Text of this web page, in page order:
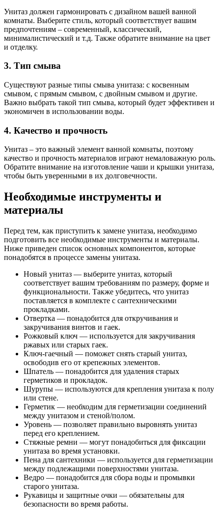
Унитаз должен гармонировать с дизайном вашей ванной
комнаты. Выберите стиль, который соответствует вашим
предпочтениям – современный, классический,
минималистический и т.д. Также обратите внимание на цвет
и отделку.
3. Тип смыва
Существуют разные типы смыва унитаза: с косвенным
смывом, с прямым смывом, с двойным смывом и другие.
Важно выбрать такой тип смыва, который будет эффективен и
экономичен в использовании воды.
4. Качество и прочность
Унитаз – это важный элемент ванной комнаты, поэтому
качество и прочность материалов играют немаловажную роль.
Обратите внимание на изготовление чаши и крышки унитаза,
чтобы быть уверенными в их долговечности.
Необходимые инструменты и
материалы
Перед тем, как приступить к замене унитаза, необходимо
подготовить все необходимые инструменты и материалы.
Ниже приведен список основных компонентов, которые
понадобятся в процессе замены унитаза.
Новый унитаз — выберите унитаз, который
соответствует вашим требованиям по размеру, форме и
функциональности. Также убедитесь, что унитаз
поставляется в комплекте с сантехническими
прокладками.
Отвертка — понадобится для откручивания и
закручивания винтов и гаек.
Рожковый ключ — используется для закручивания
ржавых или старых гаек.
Ключ-гаечный — поможет снять старый унитаз,
освободив его от крепежных элементов.
Шпатель — понадобится для удаления старых
герметиков и прокладок.
Шурупы — используются для крепления унитаза к полу
или стене.
Герметик — необходим для герметизации соединений
между унитазом и стеной/полом.
Уровень — позволяет правильно выровнять унитаз
перед его креплением.
Стяжные ремни — могут понадобиться для фиксации
унитаза во время установки.
Пена для сантехники — используется для герметизации
между подлежащими поверхностями унитаза.
Ведро — понадобится для сбора воды и промывки
старого унитаза.
Рукавицы и защитные очки — обязательны для
безопасности во время работы.